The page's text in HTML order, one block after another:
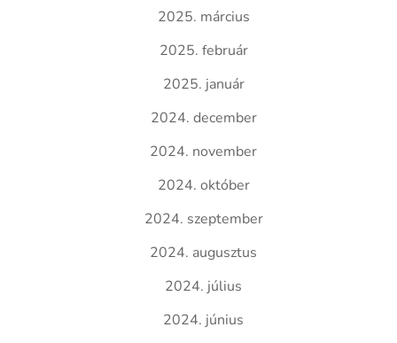
2025. március
2025. február
2025. január
2024. december
2024. november
2024. október
2024. szeptember
2024. augusztus
2024. július
2024. június